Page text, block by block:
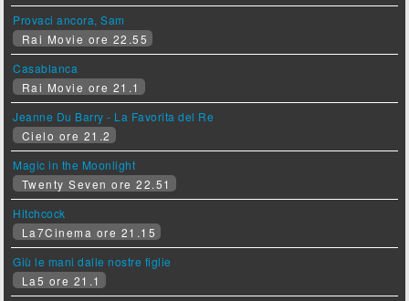
Provaci ancora, Sam
Rai Movie ore 22.55
Casablanca
Rai Movie ore 21.1
Jeanne Du Barry - La Favorita del Re
Cielo ore 21.2
Magic in the Moonlight
Twenty Seven ore 22.51
Hitchcock
La7Cinema ore 21.15
Giù le mani dalle nostre figlie
La5 ore 21.1